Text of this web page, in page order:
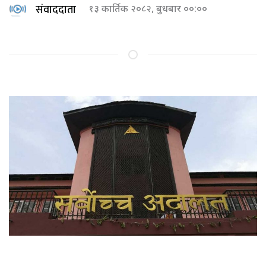
संवाददाता १३ कार्तिक २०८२, बुधबार ००:००